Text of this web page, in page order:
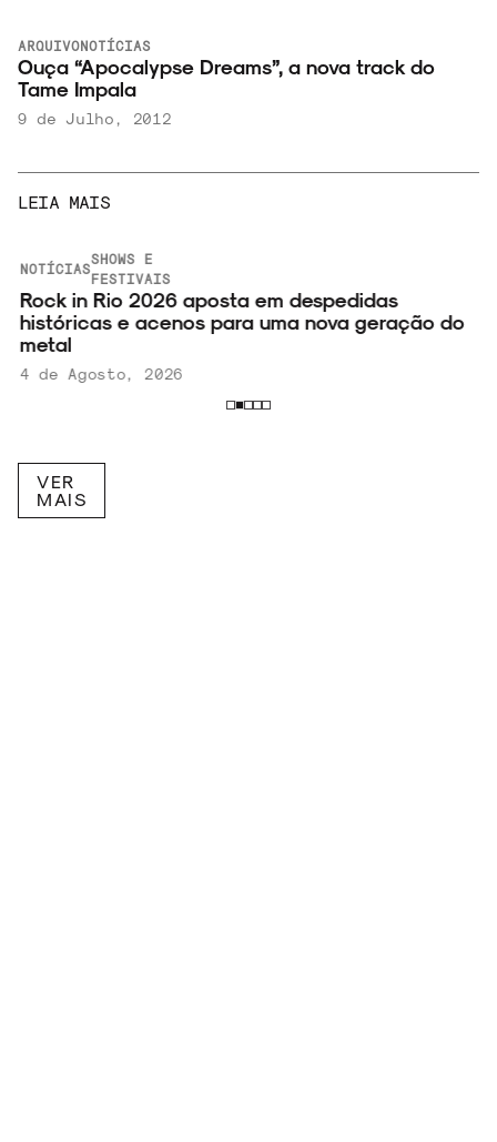
ARQUIVONOTÍCIAS
Ouça “Apocalypse Dreams”, a nova track do
Tame Impala
9 de Julho, 2012
LEIA MAIS
NOTÍCIAS
SHOWS E
FESTIVAIS
Rock in Rio 2026 aposta em despedidas
históricas e acenos para uma nova geração do
metal
4 de Agosto, 2026
VER
MAIS